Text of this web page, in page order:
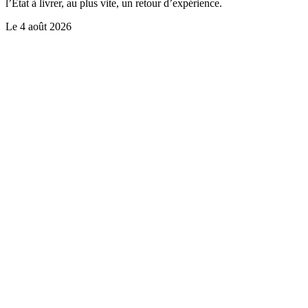
l’Etat à livrer, au plus vite, un retour d’expérience.
Le 4 août 2026